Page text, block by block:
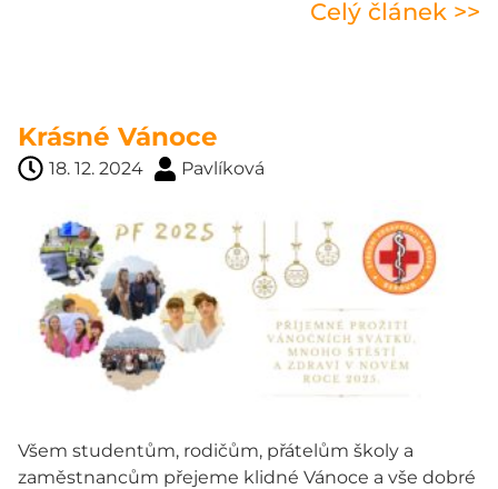
Celý článek >>
Krásné Vánoce
18. 12. 2024 Pavlíková
Všem studentům, rodičům, přátelům školy a
zaměstnancům přejeme klidné Vánoce a vše dobré